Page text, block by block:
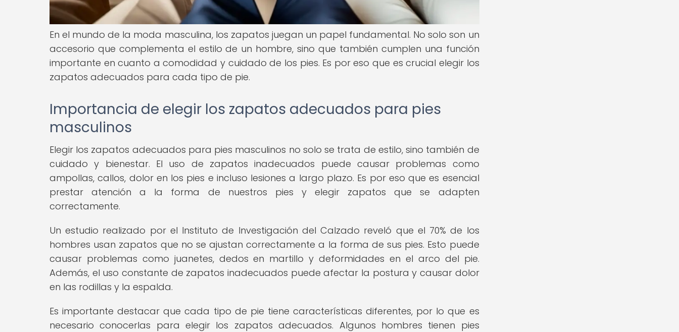
En el mundo de la moda masculina, los zapatos juegan un papel fundamental. No solo son un
accesorio que complementa el estilo de un hombre, sino que también cumplen una función
importante en cuanto a comodidad y cuidado de los pies. Es por eso que es crucial elegir los
zapatos adecuados para cada tipo de pie.
Importancia de elegir los zapatos adecuados para pies
masculinos
Elegir los zapatos adecuados para pies masculinos no solo se trata de estilo, sino también de
cuidado y bienestar. El uso de zapatos inadecuados puede causar problemas como
ampollas, callos, dolor en los pies e incluso lesiones a largo plazo. Es por eso que es esencial
prestar atención a la forma de nuestros pies y elegir zapatos que se adapten
correctamente.
Un estudio realizado por el Instituto de Investigación del Calzado reveló que el 70% de los
hombres usan zapatos que no se ajustan correctamente a la forma de sus pies. Esto puede
causar problemas como juanetes, dedos en martillo y deformidades en el arco del pie.
Además, el uso constante de zapatos inadecuados puede afectar la postura y causar dolor
en las rodillas y la espalda.
Es importante destacar que cada tipo de pie tiene características diferentes, por lo que es
necesario conocerlas para elegir los zapatos adecuados. Algunos hombres tienen pies